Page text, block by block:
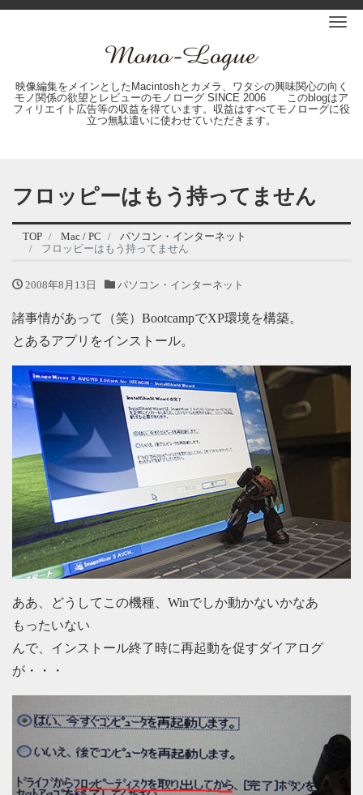
映像編集をメインとしたMacintoshとカメラ、ワタシの興味関心の向く
モノ関係の欲望とレビューのモノローグ SINCE 2006 このblogはア
フィリエイト広告等の収益を得ています。収益はすべてモノローグに役
立つ無駄遣いに使わせていただきます。
フロッピーはもう持ってません
TOP Mac / PC
パソコン・インターネット
フロッピーはもう持ってません
2008年8月13日 パソコン・インターネット
諸事情があって（笑）BootcampでXP環境を構築。
とあるアプリをインストール。
ああ、どうしてこの機種、Winでしか動かないかなあ
もったいない
んで、インストール終了時に再起動を促すダイアログ
が・・・